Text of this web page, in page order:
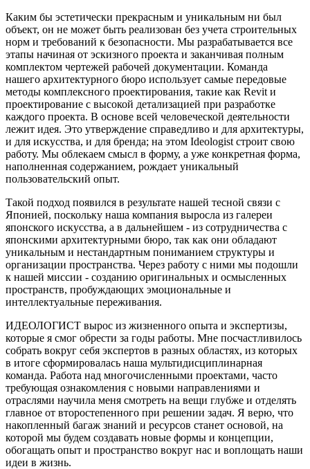
Каким бы эстетически прекрасным и уникальным ни был
объект, он не может быть реализован без учета строительных
норм и требований к безопасности. Мы разрабатывается все
этапы начиная от эскизного проекта и заканчивая полным
комплектом чертежей рабочей документации. Команда
нашего архитектурного бюро использует самые передовые
методы комплексного проектирования, такие как Revit и
проектирование с высокой детализацией при разработке
каждого проекта. В основе всей человеческой деятельности
лежит идея. Это утверждение справедливо и для архитектуры,
и для искусства, и для бренда; на этом Ideologist строит свою
работу. Мы облекаем смысл в форму, а уже конкретная форма,
наполненная содержанием, рождает уникальный
пользовательский опыт.
Такой подход появился в результате нашей тесной связи с
Японией, поскольку наша компания выросла из галереи
японского искусства, а в дальнейшем - из сотрудничества с
японскими архитектурными бюро, так как они обладают
уникальным и нестандартным пониманием структуры и
организации пространства. Через работу с ними мы подошли
к нашей миссии - созданию оригинальных и осмысленных
пространств, пробуждающих эмоциональные и
интеллектуальные переживания.
ИДЕОЛОГИСТ вырос из жизненного опыта и экспертизы,
которые я смог обрести за годы работы. Мне посчастливилось
собрать вокруг себя экспертов в разных областях, из которых
в итоге сформировалась наша мультидисциплинарная
команда. Работа над многочисленными проектами, часто
требующая ознакомления с новыми направлениями и
отраслями научила меня смотреть на вещи глубже и отделять
главное от второстепенного при решении задач. Я верю, что
накопленный багаж знаний и ресурсов станет основой, на
которой мы будем создавать новые формы и концепции,
обогащать опыт и пространство вокруг нас и воплощать наши
идеи в жизнь.